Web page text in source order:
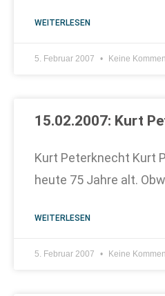
WEITERLESEN
5. Februar 2007 Keine
15.02.2007: Kurt
Kurt Peterknecht Kurt
heute 75 Jahre alt.
WEITERLESEN
5. Februar 2007 Keine